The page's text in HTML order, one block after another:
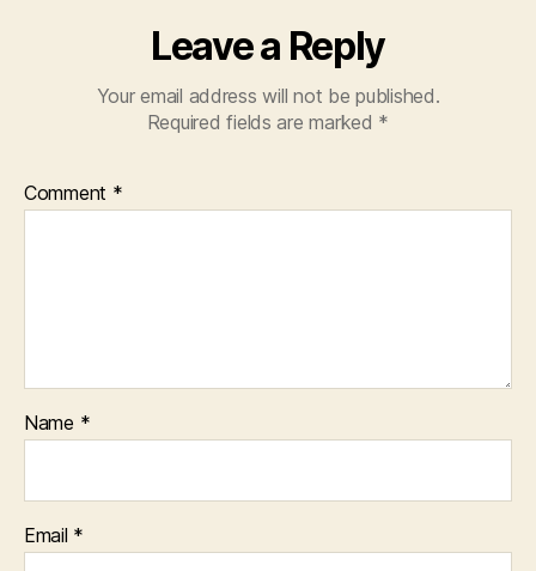
Leave a Reply
Your email address will not be published.
Required fields are marked *
Comment *
Name *
Email *